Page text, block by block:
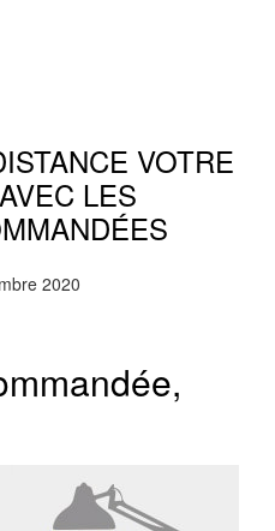
VOTRE
LES
2020